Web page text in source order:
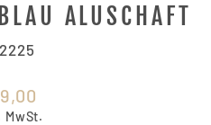
ALUSCHAFT
MwSt.